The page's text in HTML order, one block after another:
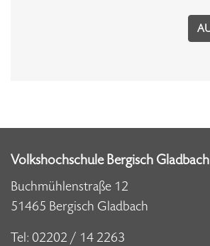
Volkshochschule Bergisch Gladbach
Buchmühlenstraße 12
51465 Bergisch Gladbach
Tel: 02202 / 14 2263